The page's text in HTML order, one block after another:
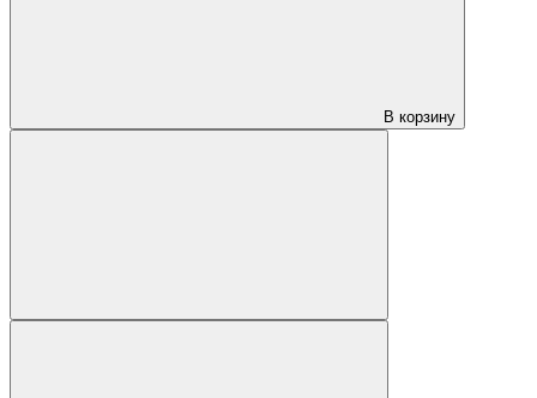
В корзину